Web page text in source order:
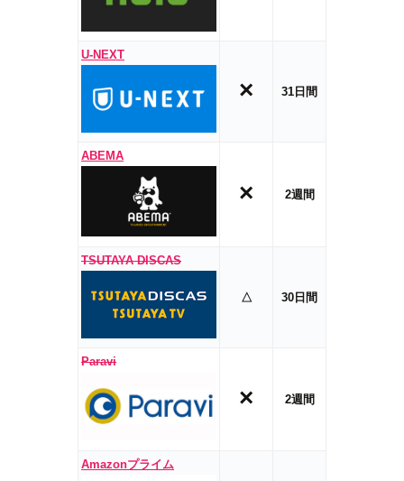
U-NEXT
× 31日間
ABEMA
× 2週間
TSUTAYA DISCAS
△ 30日間
Paravi
× 2週間
Amazonプライム